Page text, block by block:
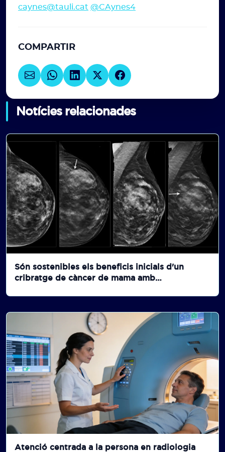
caynes@tauli.cat @CAynes4
COMPARTIR
Notícies relacionades
Són sostenibles els beneficis inicials d'un
cribratge de càncer de mama amb
Atenció centrada a la persona en radiologia